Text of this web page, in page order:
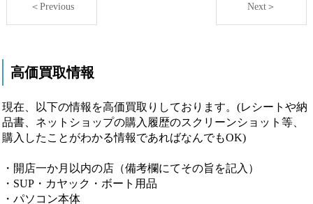
＜Previous Next＞
高価買取情報
現在、以下の情報を高価買取りしております。(レシートや納
品書、ネットショップの購入履歴のスクリーンショット等、
購入したことがわかる情報であればなんでもOK)
・開店一か月以内の店（備考欄にてその旨を記入）
・SUP・カヤック・ボート用品
・パソコン本体